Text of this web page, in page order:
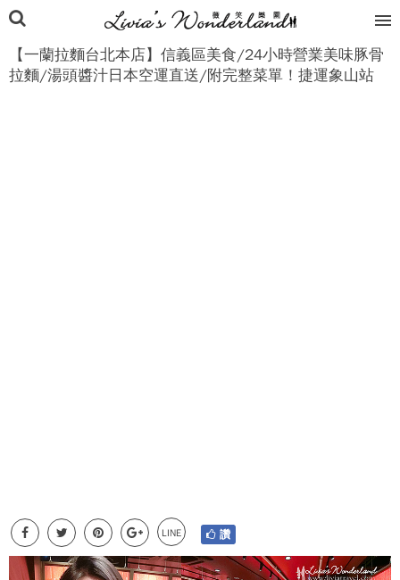
【一蘭拉麵台北本店】信義區美食/24小時營業美味豚骨
拉麵/湯頭醬汁日本空運直送/附完整菜單！捷運象山站
LINE 讚